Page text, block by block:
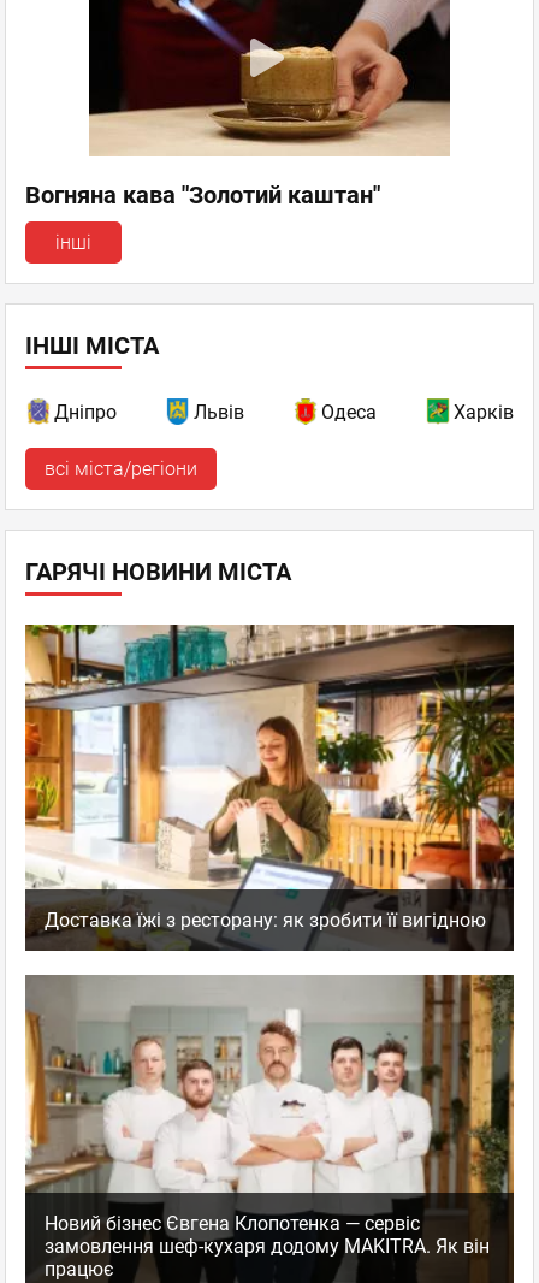
Вогняна кава "Золотий каштан"
інші
ІНШІ МІСТА
Дніпро Львів Одеса Харків
всі міста/регіони
ГАРЯЧІ НОВИНИ МІСТА
Доставка їжі з ресторану: як зробити її вигідною
Новий бізнес Євгена Клопотенка — сервіс
замовлення шеф-кухаря додому MAKITRA. Як він
працює